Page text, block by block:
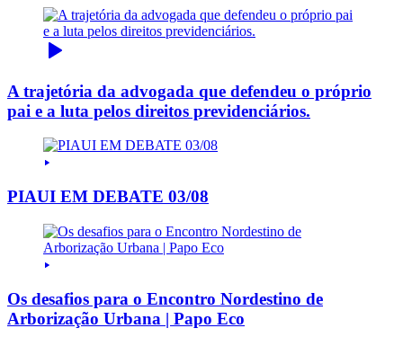
A trajetória da advogada que defendeu o próprio
pai e a luta pelos direitos previdenciários.
PIAUI EM DEBATE 03/08
Os desafios para o Encontro Nordestino de
Arborização Urbana | Papo Eco